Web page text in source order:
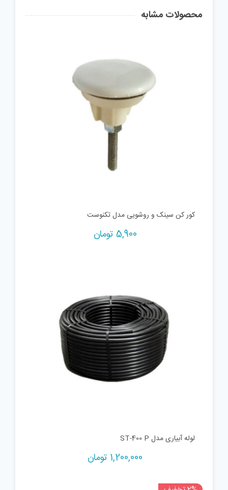
محصولات مشابه
کور کن سینک و روشویی مدل تکنوست
5,900 تومان
لوله آبیاری مدل ST-400 P
1,200,000 تومان